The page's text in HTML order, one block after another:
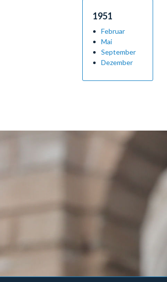
1951
Februar
Mai
September
Dezember